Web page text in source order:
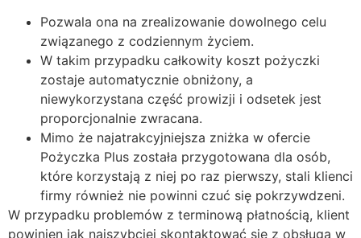
Pozwala ona na zrealizowanie dowolnego celu
związanego z codziennym życiem.
W takim przypadku całkowity koszt pożyczki
zostaje automatycznie obniżony, a
niewykorzystana część prowizji i odsetek jest
proporcjonalnie zwracana.
Mimo że najatrakcyjniejsza zniżka w ofercie
Pożyczka Plus została przygotowana dla osób,
które korzystają z niej po raz pierwszy, stali klienci
firmy również nie powinni czuć się pokrzywdzeni.
W przypadku problemów z terminową płatnością, klient
powinien jak najszybciej skontaktować się z obsługą w